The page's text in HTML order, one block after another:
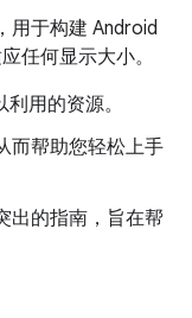
用于构建 Android
任何显示大小。
用的资源。
而帮助您轻松上手
出的指南，旨在帮